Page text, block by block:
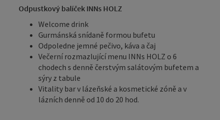
Odpustkový balíček INNs HOLZ
Welcome drink
Gurmánská snídaně formou bufetu
Odpoledne jemné pečivo, káva a čaj
Večerní rozmazlující menu INNs HOLZ o 6
chodech s denně čerstvým salátovým bufetem a
sýry z tabule
Vitality bar v lázeňské a kosmetické zóně a v
lázních denně od 10 do 20 hod.